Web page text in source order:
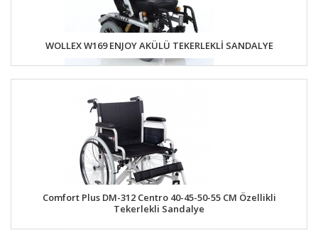
WOLLEX W169 ENJOY AKÜLÜ TEKERLEKLİ SANDALYE
Comfort Plus DM-312 Centro 40-45-50-55 CM Özellikli
Tekerlekli Sandalye